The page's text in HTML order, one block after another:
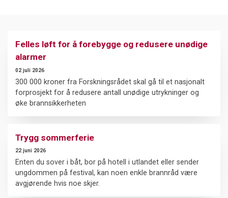
Felles løft for å forebygge og redusere unødige
alarmer
02 juli 2026
300 000 kroner fra Forskningsrådet skal gå til et nasjonalt
forprosjekt for å redusere antall unødige utrykninger og
øke brannsikkerheten
Trygg sommerferie
22 juni 2026
Enten du sover i båt, bor på hotell i utlandet eller sender
ungdommen på festival, kan noen enkle brannråd være
avgjørende hvis noe skjer.